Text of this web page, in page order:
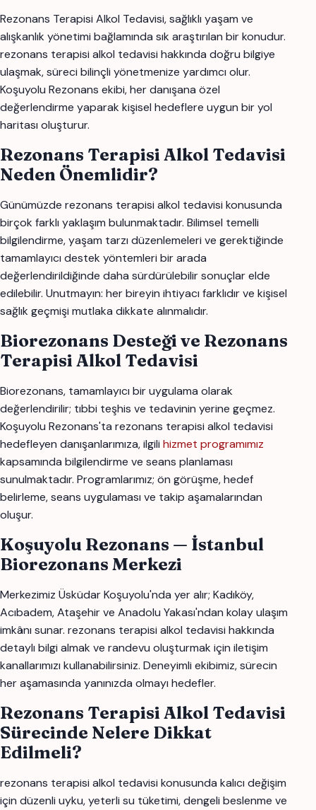
Rezonans Terapisi Alkol Tedavisi, sağlıklı yaşam ve
alışkanlık yönetimi bağlamında sık araştırılan bir konudur.
rezonans terapisi alkol tedavisi hakkında doğru bilgiye
ulaşmak, süreci bilinçli yönetmenize yardımcı olur.
Koşuyolu Rezonans ekibi, her danışana özel
değerlendirme yaparak kişisel hedeflere uygun bir yol
haritası oluşturur.
Rezonans Terapisi Alkol Tedavisi
Neden Önemlidir?
Günümüzde rezonans terapisi alkol tedavisi konusunda
birçok farklı yaklaşım bulunmaktadır. Bilimsel temelli
bilgilendirme, yaşam tarzı düzenlemeleri ve gerektiğinde
tamamlayıcı destek yöntemleri bir arada
değerlendirildiğinde daha sürdürülebilir sonuçlar elde
edilebilir. Unutmayın: her bireyin ihtiyacı farklıdır ve kişisel
sağlık geçmişi mutlaka dikkate alınmalıdır.
Biorezonans Desteği ve Rezonans
Terapisi Alkol Tedavisi
Biorezonans, tamamlayıcı bir uygulama olarak
değerlendirilir; tıbbi teşhis ve tedavinin yerine geçmez.
Koşuyolu Rezonans'ta rezonans terapisi alkol tedavisi
hedefleyen danışanlarımıza, ilgili hizmet programımız
kapsamında bilgilendirme ve seans planlaması
sunulmaktadır. Programlarımız; ön görüşme, hedef
belirleme, seans uygulaması ve takip aşamalarından
oluşur.
Koşuyolu Rezonans — İstanbul
Biorezonans Merkezi
Merkezimiz Üsküdar Koşuyolu'nda yer alır; Kadıköy,
Acıbadem, Ataşehir ve Anadolu Yakası'ndan kolay ulaşım
imkânı sunar. rezonans terapisi alkol tedavisi hakkında
detaylı bilgi almak ve randevu oluşturmak için iletişim
kanallarımızı kullanabilirsiniz. Deneyimli ekibimiz, sürecin
her aşamasında yanınızda olmayı hedefler.
Rezonans Terapisi Alkol Tedavisi
Sürecinde Nelere Dikkat
Edilmeli?
rezonans terapisi alkol tedavisi konusunda kalıcı değişim
için düzenli uyku, yeterli su tüketimi, dengeli beslenme ve